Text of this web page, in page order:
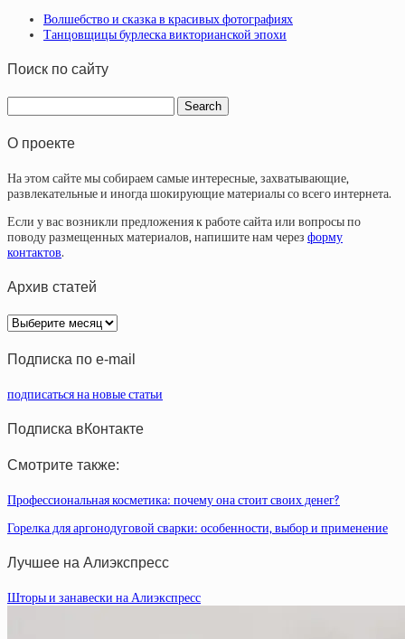
Волшебство и сказка в красивых фотографиях
Танцовщицы бурлеска викторианской эпохи
Поиск по сайту
О проекте
На этом сайте мы собираем самые интересные, захватывающие,
развлекательные и иногда шокирующие материалы со всего интернета.
Если у вас возникли предложения к работе сайта или вопросы по
поводу размещенных материалов, напишите нам через форму
контактов.
Архив статей
Архив
статей
Подписка по e-mail
подписаться на новые статьи
Подписка вКонтакте
Смотрите также:
Профессиональная косметика: почему она стоит своих денег?
Горелка для аргонодуговой сварки: особенности, выбор и применение
Лучшее на Алиэкспресс
Шторы и занавески на Алиэкспресс